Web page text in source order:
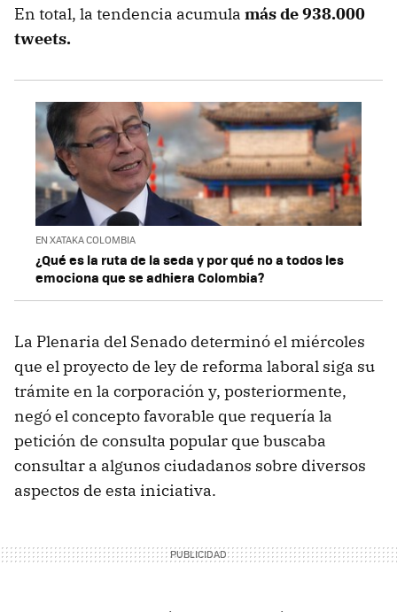
En total, la tendencia acumula más de 938.000
tweets.
EN XATAKA COLOMBIA
¿Qué es la ruta de la seda y por qué no a todos les
emociona que se adhiera Colombia?
La Plenaria del Senado determinó el miércoles
que el proyecto de ley de reforma laboral siga su
trámite en la corporación y, posteriormente,
negó el concepto favorable que requería la
petición de consulta popular que buscaba
consultar a algunos ciudadanos sobre diversos
aspectos de esta iniciativa.